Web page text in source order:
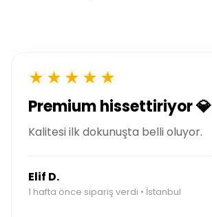
★★★★★
Premium hissettiriyor 💎
Kalitesi ilk dokunuşta belli oluyor.
Elif D.
1 hafta önce sipariş verdi • İstanbul